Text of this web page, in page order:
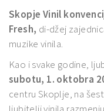
Skopje Vinil
Fresh, di-džej
muzike vinila.
Kao i svake godine,
subotu, 1. oktobra
centru Skoplje, na